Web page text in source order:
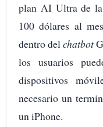
plan AI Ultra de la
100 dólares al
dentro delchatbot
los usuarios
dispositivos
necesario un
un iPhone.